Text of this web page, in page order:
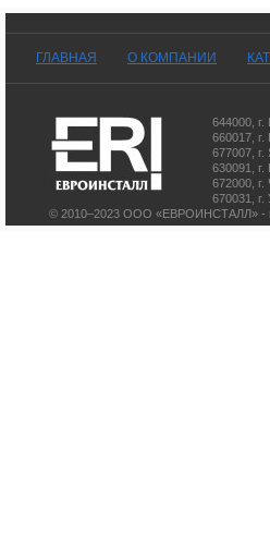
ГЛАВНАЯ О КОМПАНИИ
644000 г.
660017 г.
677007 г.
630091
672000 г.
670031
г.
© 2010–2023 ООО «ЕВРОИНСТАЛЛ» -